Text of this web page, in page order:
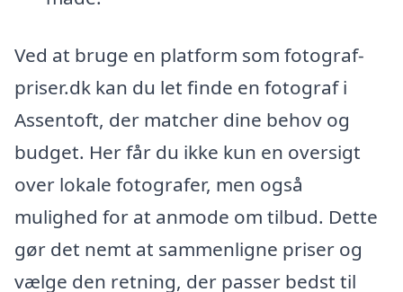
Ved at bruge en platform som fotograf-
priser.dk kan du let finde en fotograf i
Assentoft, der matcher dine behov og
budget. Her får du ikke kun en oversigt
over lokale fotografer, men også
mulighed for at anmode om tilbud. Dette
gør det nemt at sammenligne priser og
vælge den retning, der passer bedst til